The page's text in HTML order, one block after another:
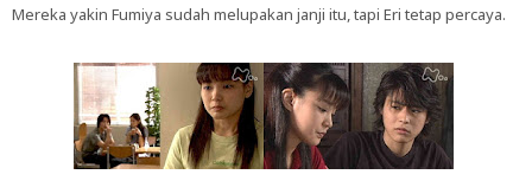
Mereka yakin Fumiya sudah melupakan janji itu, tapi Eri tetap percaya.